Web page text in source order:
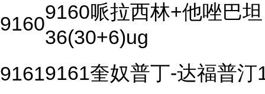
9160
9160哌拉西林+他唑巴坦
36(30+6)ug
91619161奎奴普丁-达福普汀